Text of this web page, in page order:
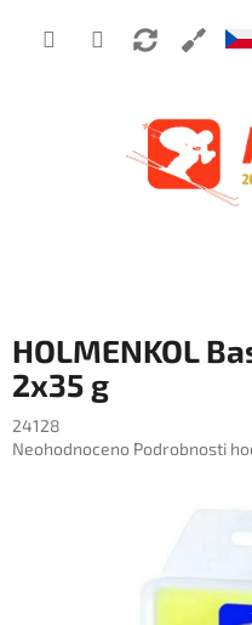
HOLMENKOL
2x35 g
24128
Průměrné hodnocení produktu
Neohodnoceno Podrobnosti